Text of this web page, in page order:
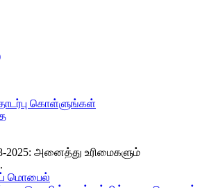
கொள்ளுங்கள்
2025: அனைத்து உரிமைகளும்
மொபைல்